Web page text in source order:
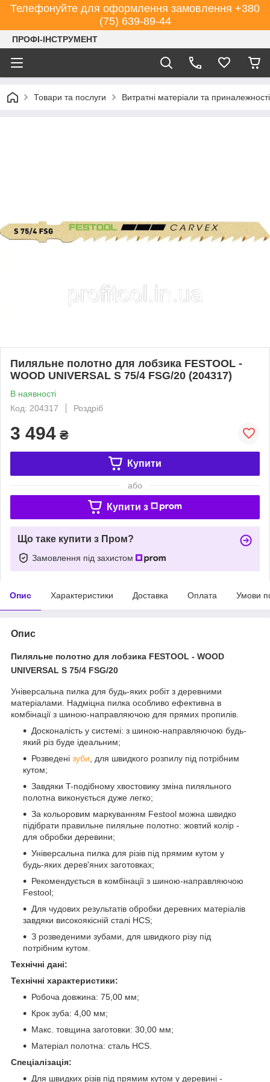
Телефонуйте для оформлення замовлення +380
(75) 639-89-44
ПРОФІ-ІНСТРУМЕНТ
Товари та послуги Витратні матеріали та
Пиляльне полотно для лобзика FESTOOL -
WOOD UNIVERSAL S 75/4 FSG/20 (204317)
В наявності
Код: 204317
Роздріб
3 494 ₴
Купити
або
Купити з
Що таке купити з Пром?
Замовлення під захистом
Опис Характеристики Доставка Оплата Умови
Опис
Пиляльне полотно для лобзика FESTOOL - WOOD
UNIVERSAL S 75/4 FSG/20
Універсальна пилка для будь-яких робіт з деревними
матеріалами. Надміцна пилка особливо ефективна в
комбінації з шиною-направляючою для прямих пропилів.
Досконалість у системі: з шиною-направляючою будь-
який різ буде ідеальним;
Розведені зуби, для швидкого розпилу під потрібним
кутом;
Завдяки T-подібному хвостовику зміна пиляльного
полотна виконується дуже легко;
За кольоровим маркуванням Festool можна швидко
підібрати правильне пиляльне полотно: жовтий колір -
для обробки деревини;
Універсальна пилка для різів під прямим кутом у
будь-яких дерев'яних заготовках;
Рекомендується в комбінації з шиною-направляючою
Festool;
Для чудових результатів обробки деревних матеріалів
завдяки високоякісній сталі HCS;
З розведеними зубами, для швидкого різу під
потрібним кутом.
Технічні дані:
Технічні характеристики:
Робоча довжина: 75,00 мм;
Крок зуба: 4,00 мм;
Макс. товщина заготовки: 30,00 мм;
Матеріал полотна: сталь HCS.
Спеціалізація:
Для швидких різів під прямим кутом у деревині -